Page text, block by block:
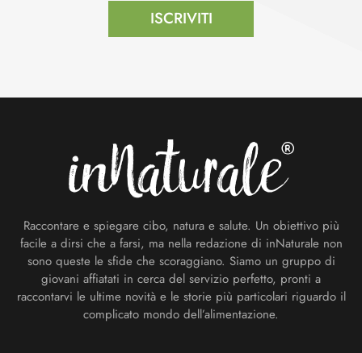
ISCRIVITI
Raccontare e spiegare cibo, natura e salute. Un obiettivo più
facile a dirsi che a farsi, ma nella redazione di inNaturale non
sono queste le sfide che scoraggiano. Siamo un gruppo di
giovani affiatati in cerca del servizio perfetto, pronti a
raccontarvi le ultime novità e le storie più particolari riguardo il
complicato mondo dell’alimentazione.